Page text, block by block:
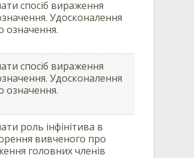
спосіб вираження
Удосконалення
означення.
спосіб вираження
Удосконалення
означення.
роль інфінітива в
вивченого про
головних членів